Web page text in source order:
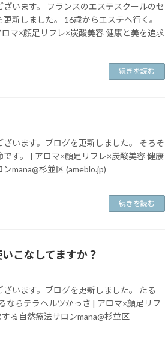
います。 フランスのエステスクールのセ
新しました。 16歳からエステへ行く。
マ×顔足リフレ×炭酸美容 健康と美を追求
続きを読む
います。ブログを更新しました。 そろそ
す。 | アロマ×顔足リフレ×炭酸美容 健康
mana@杉並区 (ameblo.jp)
続きを読む
こなしてますか？
います。ブログを更新しました。 たる
ならテラヘルツかっさ | アロマ×顔足リフ
る自然療法サロンmana@杉並区